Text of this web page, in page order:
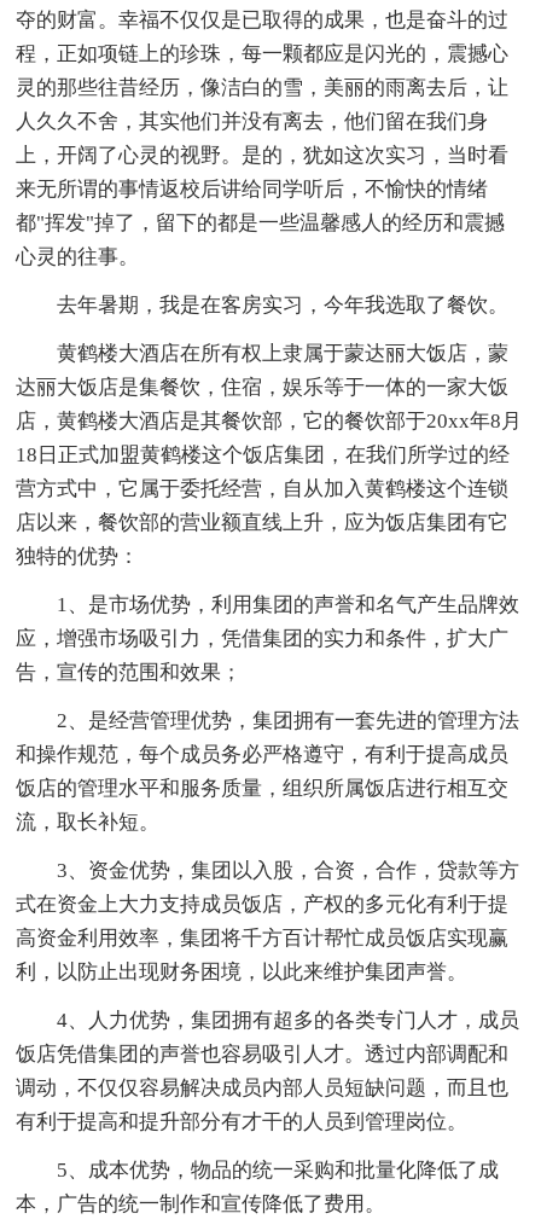
夺的财富。幸福不仅仅是已取得的成果，也是奋斗的过
程，正如项链上的珍珠，每一颗都应是闪光的，震撼心
灵的那些往昔经历，像洁白的雪，美丽的雨离去后，让
人久久不舍，其实他们并没有离去，他们留在我们身
上，开阔了心灵的视野。是的，犹如这次实习，当时看
来无所谓的事情返校后讲给同学听后，不愉快的情绪
都"挥发"掉了，留下的都是一些温馨感人的经历和震撼
心灵的往事。
去年暑期，我是在客房实习，今年我选取了餐饮。
黄鹤楼大酒店在所有权上隶属于蒙达丽大饭店，蒙
达丽大饭店是集餐饮，住宿，娱乐等于一体的一家大饭
店，黄鹤楼大酒店是其餐饮部，它的餐饮部于20xx年8月
18日正式加盟黄鹤楼这个饭店集团，在我们所学过的经
营方式中，它属于委托经营，自从加入黄鹤楼这个连锁
店以来，餐饮部的营业额直线上升，应为饭店集团有它
独特的优势：
1、是市场优势，利用集团的声誉和名气产生品牌效
应，增强市场吸引力，凭借集团的实力和条件，扩大广
告，宣传的范围和效果；
2、是经营管理优势，集团拥有一套先进的管理方法
和操作规范，每个成员务必严格遵守，有利于提高成员
饭店的管理水平和服务质量，组织所属饭店进行相互交
流，取长补短。
3、资金优势，集团以入股，合资，合作，贷款等方
式在资金上大力支持成员饭店，产权的多元化有利于提
高资金利用效率，集团将千方百计帮忙成员饭店实现赢
利，以防止出现财务困境，以此来维护集团声誉。
4、人力优势，集团拥有超多的各类专门人才，成员
饭店凭借集团的声誉也容易吸引人才。透过内部调配和
调动，不仅仅容易解决成员内部人员短缺问题，而且也
有利于提高和提升部分有才干的人员到管理岗位。
5、成本优势，物品的统一采购和批量化降低了成
本，广告的统一制作和宣传降低了费用。